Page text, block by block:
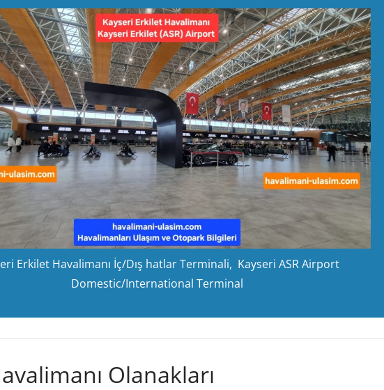
Erkilet Havalimanı İç/Dış hatlar Terminali, Kayseri ASR Airport
Domestic/International Terminal
Olanakları